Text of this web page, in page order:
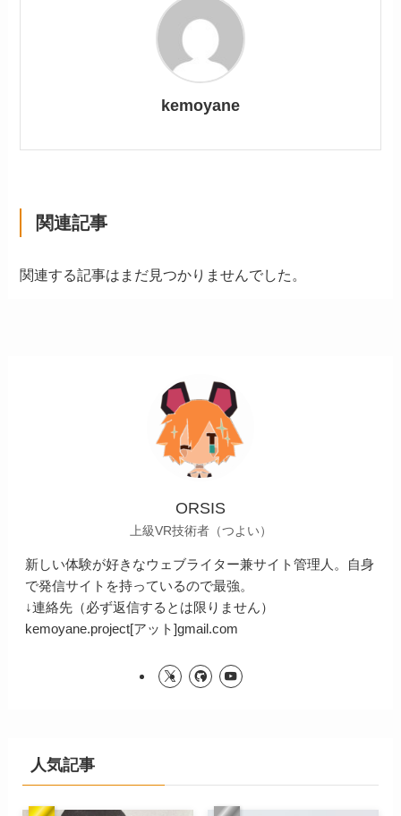
kemoyane
関連記事
関連する記事はまだ見つかりませんでした。
ORSIS
上級VR技術者（つよい）
新しい体験が好きなウェブライター兼サイト管理人。自身
で発信サイトを持っているので最強。
↓連絡先（必ず返信するとは限りません）
kemoyane.project[アット]gmail.com
人気記事